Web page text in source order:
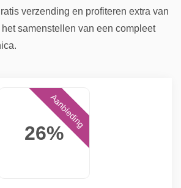
verzending en profiteren extra van
samenstellen van een compleet
26%
Aanbieding